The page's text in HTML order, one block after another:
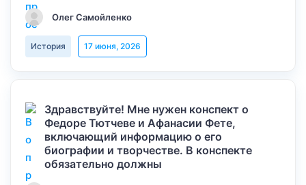
Олег Самойленко
История 17 июня, 2026
Здравствуйте! Мне нужен конспект о
Федоре Тютчеве и Афанасии Фете,
включающий информацию о его
биографии и творчестве. В конспекте
обязательно должны